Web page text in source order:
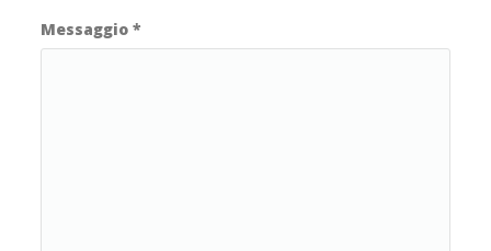
Messaggio *